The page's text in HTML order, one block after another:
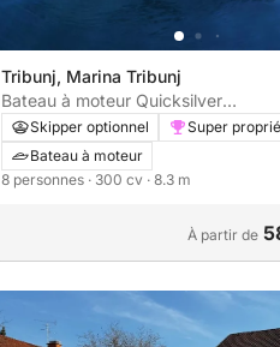
Tribunj, Marina Tribunj
Bateau à moteur Quicksilver
Quicksilver Activ 805 Cruiser
Skipper optionnel
Super
Bateau à moteur
8 personnes · 300 cv · 8.3 m
À partir de